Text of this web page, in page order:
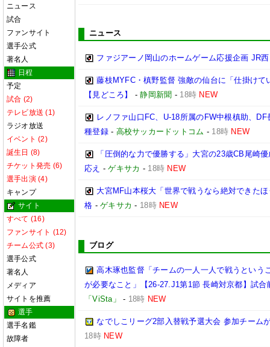
ニュース
試合
ファンサイト
選手公式
著名人
日程
予定
試合 (2)
テレビ放送 (1)
ラジオ放送
イベント (2)
誕生日 (8)
チケット発売 (6)
選手出演 (4)
キャンプ
サイト
すべて (16)
ファンサイト (12)
チーム公式 (3)
選手公式
著名人
メディア
サイトを推薦
選手
選手名鑑
故障者
ニュース
ファジアーノ岡山のホームゲーム応援企画 JR
藤枝MYFC・槙野監督 強敵の仙台に「仕掛け
【見どころ】
-静岡新聞 - 18時 NEW
レノファ山口FC、U-18所属のFW中根槙助、
種登録- 高校サッカードットコム - 18時 NEW
「圧倒的な力で優勝する」大宮の23歳CB尾崎
応え -ゲキサカ - 18時 NEW
大宮MF山本桜大「世界で戦うなら絶対できた
格 -ゲキサカ - 18時 NEW
ブログ
高木琢也監督「チームの一人一人で戦うという
が必要なこと」【26-27.J1第1節 長崎対京都】試合
「ViSta」
- 18時 NEW
なでしこリーグ2部入替戦予選大会 参加チーム
18時 NEW